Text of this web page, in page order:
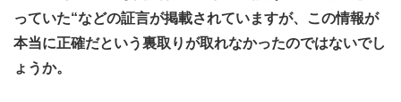
っていた“などの証言が掲載されていますが、この情報が
本当に正確だという裏取りが取れなかったのではないでし
ょうか。